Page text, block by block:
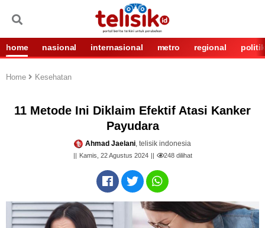
home nasional internasional metro regional politik
Home Kesehatan
11 Metode Ini Diklaim Efektif Atasi Kanker
Payudara
Ahmad Jaelani, telisik indonesia
Kamis, 22 Agustus 2024 248dilihat